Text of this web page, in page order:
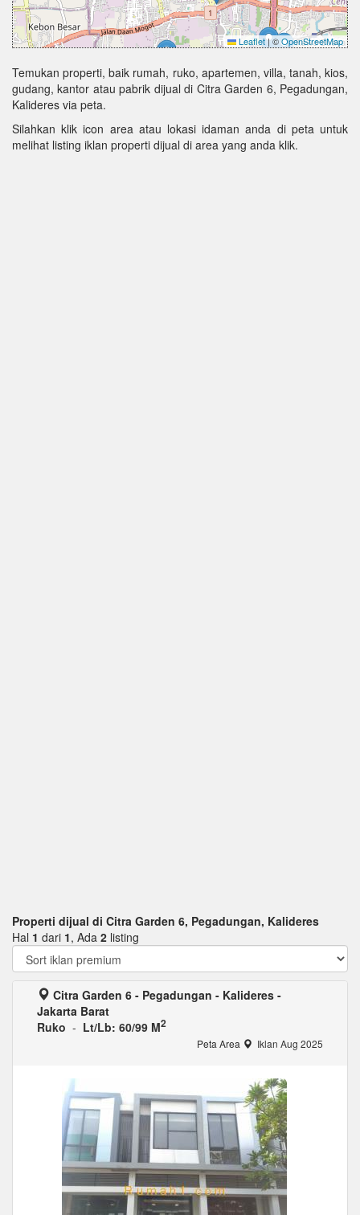
Leaflet|©OpenStreetMap
Temukan properti, baik rumah, ruko, apartemen, villa, tanah, kios,
gudang, kantor atau pabrik dijual di Citra Garden 6, Pegadungan,
Kalideres via peta.
Silahkan klik icon area atau lokasi idaman anda di peta untuk
melihat listing iklan properti dijual di area yang anda klik.
Properti dijual di Citra Garden 6, Pegadungan, Kalideres
Hal 1 dari 1, Ada 2 listing
Citra Garden 6 - Pegadungan - Kalideres -
Jakarta Barat
Ruko - Lt/Lb: 60/99 M2
Peta Area Iklan Aug 2025